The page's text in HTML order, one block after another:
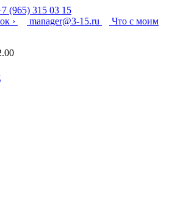
(965) 315 03 15
›
manager@3-15.ru
Что с моим